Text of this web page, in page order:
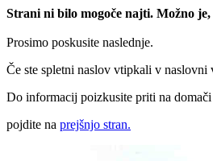
Strani ni bilo mogoče najti. Možno
Prosimo poskusite naslednje.
Če ste spletni naslov vtipkali v
Do informacij poizkusite priti na domači
pojdite na prejšnjo stran.